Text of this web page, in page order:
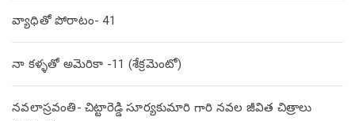
వ్యాధితో పోరాటం- 41
నా కళ్ళతో అమెరికా -11 (శేక్రమెంటో)
నవలాస్రవంతి- చిట్టారెడ్డి సూర్యకుమారి గారి నవల జీవిత చిత్రాలు